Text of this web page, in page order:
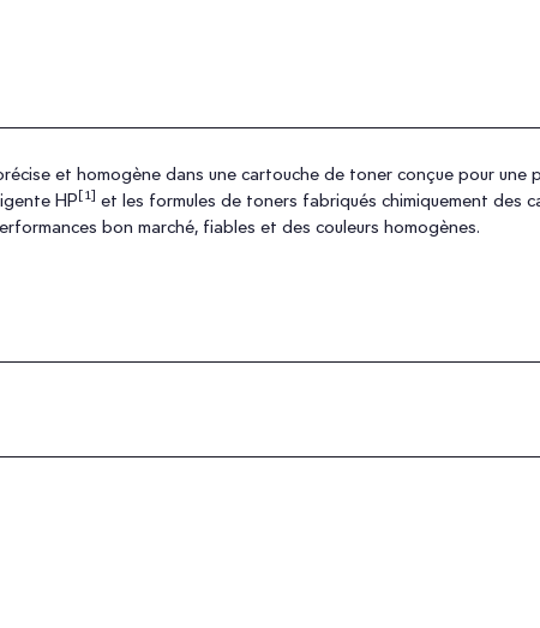
et homogène dans une cartouche de toner conçue pour
HP[1] et les formules de toners fabriqués chimiquement des
bon marché, fiables et des couleurs homogènes.